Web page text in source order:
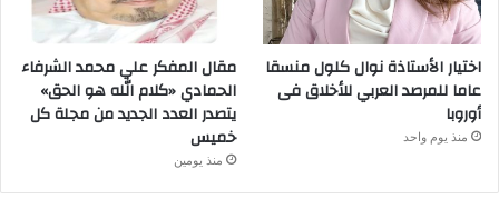
اختيار الأستاذة نوال كلول منسقا
عاما للمرصد العربي للأخلاق فى
أوروبا
منذ يوم واحد
مقال المفكر علي محمد الشرفاء
الحمادي «كلام الله هو الحق»
يتصدر العدد الجديد من مجلة كل
خميس
منذ يومين